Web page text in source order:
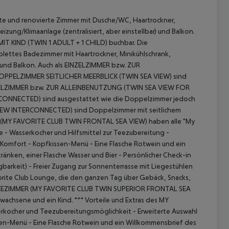
und renovierte Zimmer mit Dusche/WC, Haartrockner,
Klimaanlage (zentralisiert, aber einstellbar) und Balkon.
KIND (TWIN 1 ADULT + 1 CHILD) buchbar. Die
Badezimmer mit Haartrockner, Minikühlschrank,
Balkon. Auch als EINZELZIMMER bzw. ZUR
SEITLICHER MEERBLICK (TWIN SEA VIEW) sind
bzw. ZUR ALLEINBENUTZUNG (TWIN SEA VIEW FOR
sind ausgestattet wie die Doppelzimmer jedoch
INTERCONNECTED) sind Doppelzimmer mit seitlichem
FAVORITE CLUB TWIN FRONTAL SEA VIEW) haben alle "My
- Wasserkocher und Hilfsmittel zur Teezubereitung -
Komfort - Kopfkissen-Menü - Eine Flasche Rotwein und ein
einer Flasche Wasser und Bier - Persönlicher Check-in
- Freier Zugang zur Sonnenterrasse mit Liegestühlen
Club Lounge, die den ganzen Tag über Gebäck, Snacks,
(MY FAVORITE CLUB TWIN SUPERIOR FRONTAL SEA
und ein Kind. ***Vorteile und Extras des MY
und Teezubereitungsmöglichkeit - Erweiterte Auswahl
Menü - Eine Flasche Rotwein und ein Willkommensbrief des